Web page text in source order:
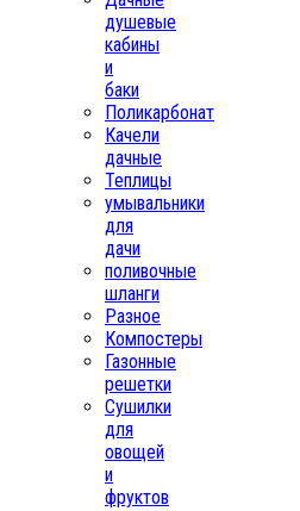
душевые
кабины
и
баки
Поликарбонат
Качели
дачные
Теплицы
умывальники
для
дачи
поливочные
шланги
Разное
Компостеры
Газонные
решетки
Сушилки
для
овощей
и
фруктов